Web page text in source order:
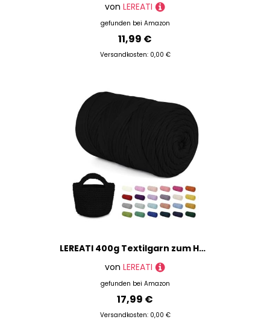
von LEREATI
gefunden bei Amazon
11,99 €
Versandkosten: 0,00 €
LEREATI 400g Textilgarn zum Häkeln für Körbe, Tshirt Garn zum Häkeln, Dickes Bändchengarn Ribbon T Shirt Yarn, Häkelgarn für Taschen, Häkeltaschen, Decken, Heimdekoration (Schwarz)
von LEREATI
gefunden bei Amazon
17,99 €
Versandkosten: 0,00 €